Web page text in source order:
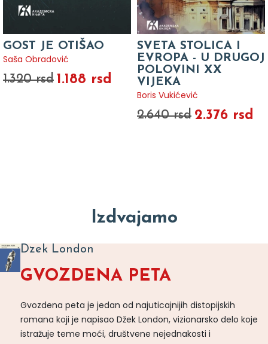
GOST JE OTIŠAO
Saša Obradović
1.320 rsd 1.188 rsd
SVETA STOLICA I
EVROPA - U DRUGOJ
POLOVINI XX
VIJEKA
Boris Vukićević
2.640 rsd 2.376 rsd
Izdvajamo
Dzek London
GVOZDENA PETA
Gvozdena peta je jedan od najuticajnijih distopijskih
romana koji je napisao Džek London, vizionarsko delo koje
istražuje teme moći, društvene nejednakosti i